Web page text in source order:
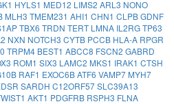
HYLS1 MED12 LIMS2 ARL3 NONO
MLH3 TMEM231 AHI1 CHN1 CLPBGDNF
TBX6 TRDN TERT LMNA IL2RGTP63
NXN NOTCH3 CYTB PCCB HLA-A RPGR
TRPM4 BEST1 ABCC8 FSCN2 GABRD
ROM1 SIX3 LAMC2 MKS1 IRAK1 CTSH
RAF1 EXOC6BATF6 VAMP7 MYH7
SARDH C12ORF57SLC39A13
AKT1 PDGFRB RSPH3 FLNA